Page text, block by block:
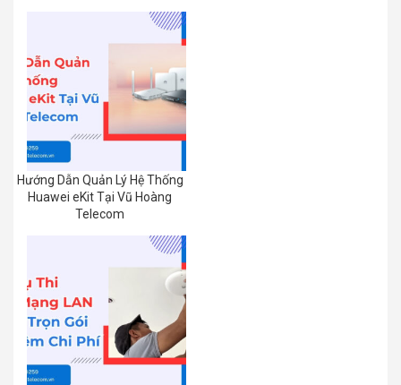
Hướng Dẫn Quản Lý Hệ Thống
Huawei eKit Tại Vũ Hoàng
Telecom